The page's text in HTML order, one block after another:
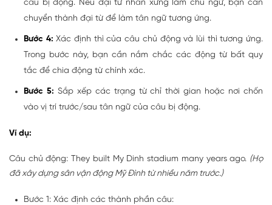
câu bị động. Nếu đại từ nhân xưng làm chủ ngữ, bạn cần
chuyển thành đại từ để làm tân ngữ tương ứng.
Bước 4:Xác định thì của câu chủ động và lùi thì tương ứng.
Trong bước này, bạn cần nắm chắc các động từ bất quy
tắc để chia động từ chính xác.
Bước 5: Sắp xếp các trạng từ chỉ thời gian hoặc nơi chốn
vào vị trí trước/sau tân ngữ của câu bị động.
Ví dụ:
Câu chủ động: They built My Dinh stadium many years ago. (Họ
đã xây dựng sân vận động Mỹ Đình từ nhiều năm trước.)
Bước 1: Xác định các thành phần câu: